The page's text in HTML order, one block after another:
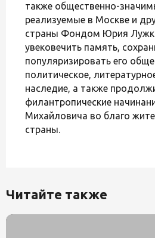
также общественно-
реализуемые в Москве и
страны Фондом Юрия
увековечить память,
популяризировать его
политическое,
наследие, а также
филантропические
Михайловича во благо
страны.
Читайте также